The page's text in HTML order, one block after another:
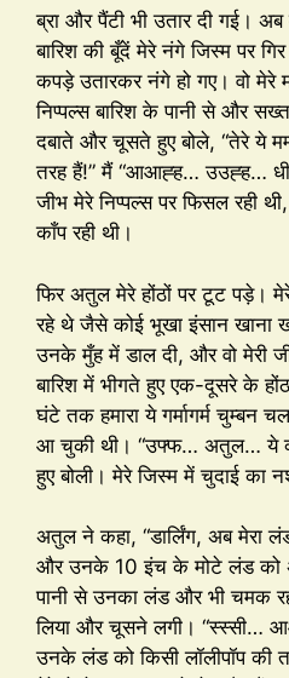
ब्रा और पैंटी भी उतार दी गई।
बारिश की बूँदें मेरे नंगे जिस्म पर
कपड़े उतारकर नंगे हो गए। वो मेरे
निप्पल्स बारिश के पानी से और
दबाते और चूसते हुए बोले, “तेरे ये
तरह हैं!” मैं “आआह्ह… उउह्ह…
जीभ मेरे निप्पल्स पर फिसल रही
काँप रही थी।
फिर अतुल मेरे होंठों पर टूट पड़े।
रहे थे जैसे कोई भूखा इंसान खाना
उनके मुँह में डाल दी, और वो मेरी
बारिश में भीगते हुए एक-दूसरे के
घंटे तक हमारा ये गर्मागर्म चुम्बन
आ चुकी थी। “उफ्फ… अतुल… ये
हुए बोली। मेरे जिस्म में चुदाई का
अतुल ने कहा, “डार्लिंग, अब मेरा
और उनके 10 इंच के मोटे लंड को
पानी से उनका लंड और भी चमक
लिया और चूसने लगी। “स्स्सी…
उनके लंड को किसी लॉलीपॉप की